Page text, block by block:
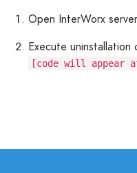
Open InterWorx
Execute uninstallation
[code will appear